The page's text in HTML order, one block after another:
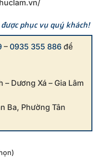
phục vụ quý khách!
–0935 355 886 để
– Dương Xá – Gia Lâm
Ba, Phường Tân